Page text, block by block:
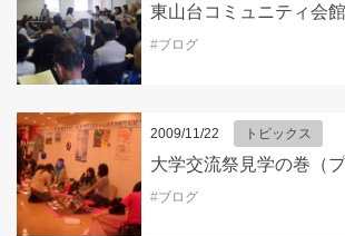
#ブログ
2009/11/22 トピックス
#ブログ